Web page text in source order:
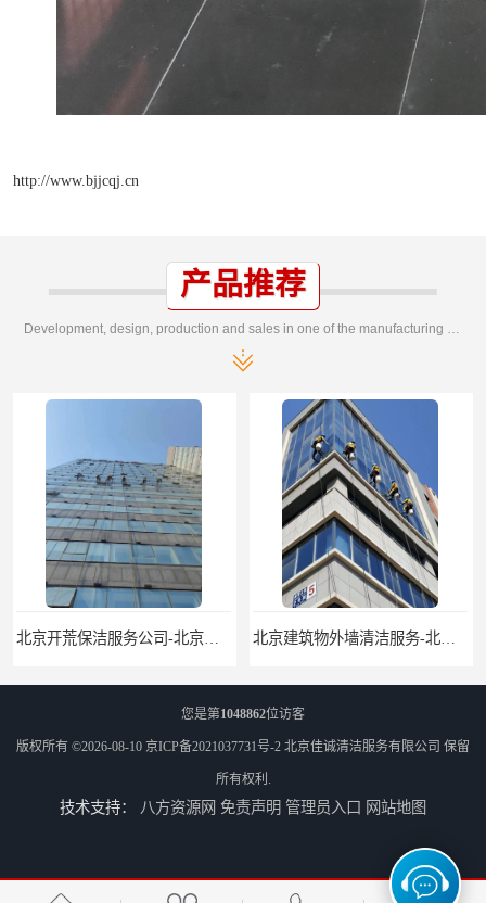
http://www.bjjcqj.cn
产品推荐
您是第1048862位访客
版权所有 ©2026-08-10 京ICP备2021037731号-2 北京佳诚清洁服务有限公司 保留
所有权利.
技术支持： 八方资源网 免责声明 管理员入口 网站地图